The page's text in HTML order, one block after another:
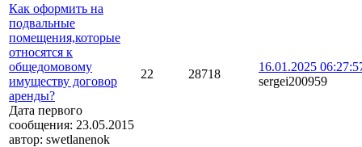
Как оформить на
подвальные
помещения,которые
относятся к
общедомовому
имуществу договор
аренды?
Дата первого
сообщения: 23.05.2015
автор: swetlanenok
22 28718
16.01.2025
sergei200959